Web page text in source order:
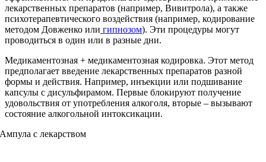
лекарственных препаратов (например, Вивитрола), а также
психотерапевтического воздействия (например, кодирование
методом Довженко или гипнозом). Эти процедуры могут
проводиться в один или в разные дни.
Медикаментозная + медикаментозная кодировка. Этот метод
предполагает введение лекарственных препаратов разной
формы и действия. Например, инъекции или подшивание
капсулы с дисульфирамом. Первые блокируют получение
удовольствия от употребления алкоголя, вторые – вызывают
состояние алкогольной интоксикации.